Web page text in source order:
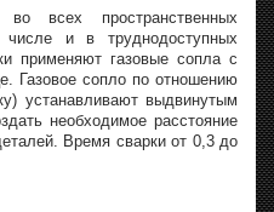
всех пространственных
и в труднодоступных
применяют газовые сопла с
Газовое сопло по отношению
устанавливают выдвинутым
необходимое расстояние
Время сварки от 0,3 до